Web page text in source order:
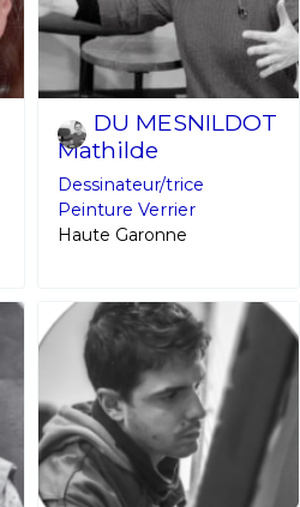
DU MESNILDOT
Mathilde
Dessinateur/trice
Peinture Verrier
Haute Garonne